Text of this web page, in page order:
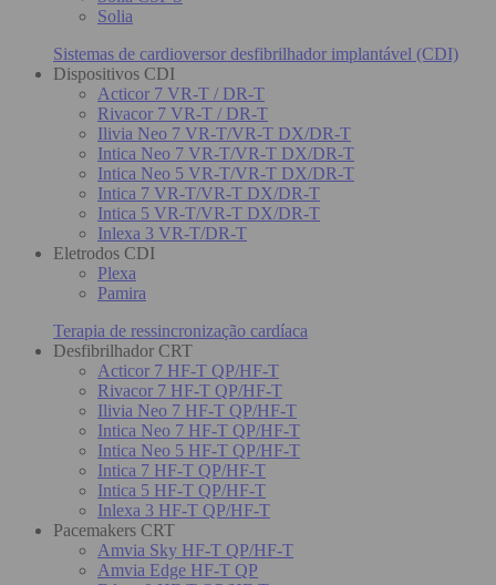
Solia
Sistemas de cardioversor desfibrilhador implantável (CDI)
Dispositivos CDI
Acticor 7 VR-T / DR-T
Rivacor 7 VR-T / DR-T
Ilivia Neo 7 VR-T/VR-T DX/DR-T
Intica Neo 7 VR-T/VR-T DX/DR-T
Intica Neo 5 VR-T/VR-T DX/DR-T
Intica 7 VR-T/VR-T DX/DR-T
Intica 5 VR-T/VR-T DX/DR-T
Inlexa 3 VR-T/DR-T
Eletrodos CDI
Plexa
Pamira
Terapia de ressincronização cardíaca
Desfibrilhador CRT
Acticor 7 HF-T QP/HF-T
Rivacor 7 HF-T QP/HF-T
Ilivia Neo 7 HF-T QP/HF-T
Intica Neo 7 HF-T QP/HF-T
Intica Neo 5 HF-T QP/HF-T
Intica 7 HF-T QP/HF-T
Intica 5 HF-T QP/HF-T
Inlexa 3 HF-T QP/HF-T
Pacemakers CRT
Amvia Sky HF-T QP/HF-T
Amvia Edge HF-T QP